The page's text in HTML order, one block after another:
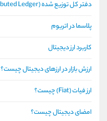
دفتر کل توزیع شده (Distributed Ledger) چیست؟
پلاسما در اتریوم
کاربرد ارز دیجیتال
ارزش بازار در ارزهای دیجیتال چیست؟
ارز فیات (Fiat) چیست؟
امضای دیجیتال چیست؟